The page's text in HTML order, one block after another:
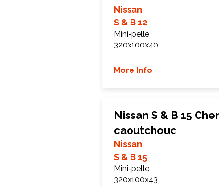
Nissan
S & B 12
Mini-pelle
320x100x40
More Info
Nissan S & B 15
caoutchouc
Nissan
S & B 15
Mini-pelle
320x100x43